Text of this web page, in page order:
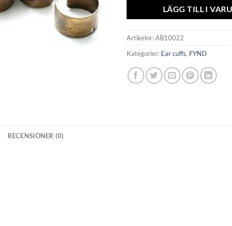
LÄGG TILL I
Artikelnr:AB10022
Kategorier: Ear cuffs, FYND
RECENSIONER (0)